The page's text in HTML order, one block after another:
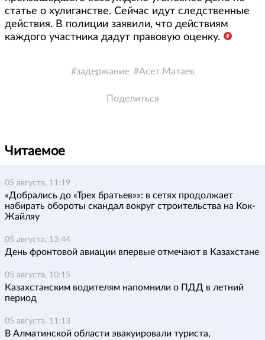
статье о хулиганстве. Сейчас идут следственные
действия. В полиции заявили, что действиям
каждого участника дадут правовую оценку.
задержание Асет Матаев
Поделиться
Читаемое
05 августа, 11:19
«Добрались до «Трех братьев»»: в сетях продолжает
набирать обороты скандал вокруг строительства на Кок-
Жайляу
05 августа, 13:44
День фронтовой авиации впервые отмечают в Казахстане
05 августа, 10:15
Казахстанским водителям напомнили о ПДД в летний
период
05 августа, 11:13
В Алматинской области эвакуировали туриста,